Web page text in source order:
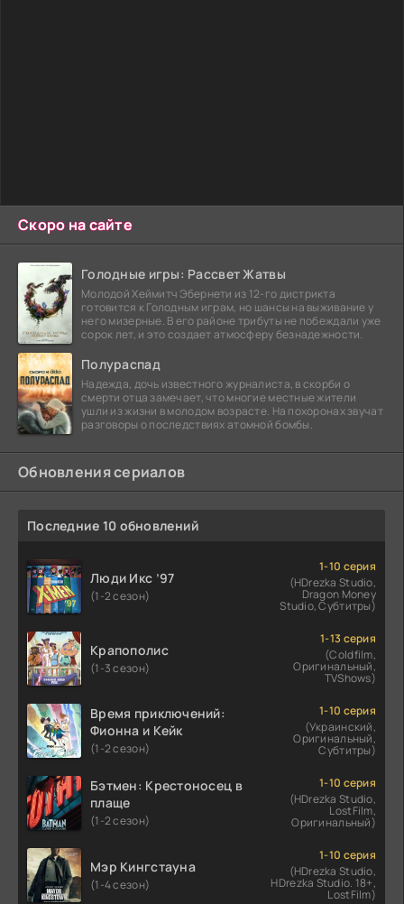
Скоро на сайте
Голодные игры: Рассвет Жатвы
Молодой Хеймитч Эбернети из 12-го дистрикта
готовится к Голодным играм, но шансы на выживание у
него мизерные. В его районе трибуты не побеждали уже
сорок лет, и это создает атмосферу безнадежности.
Полураспад
Надежда, дочь известного журналиста, в скорби о
смерти отца замечает, что многие местные жители
ушли из жизни в молодом возрасте. На похоронах звучат
разговоры о последствиях атомной бомбы.
Обновления сериалов
Последние 10 обновлений
Люди Икс ’97
(1-2 сезон)
1-10 серия
(HDrezka Studio,
Dragon Money
Studio, Субтитры)
Крапополис
(1-3 сезон)
1-13 серия
(Coldfilm,
Оригинальный,
TVShows)
Время приключений:
Фионна и Кейк
(1-2 сезон)
1-10 серия
(Украинский,
Оригинальный,
Субтитры)
Бэтмен: Крестоносец в
плаще
(1-2 сезон)
1-10 серия
(HDrezka Studio,
LostFilm,
Оригинальный)
Мэр Кингстауна
(1-4 сезон)
1-10 серия
(HDrezka Studio,
HDrezka Studio. 18+,
LostFilm)